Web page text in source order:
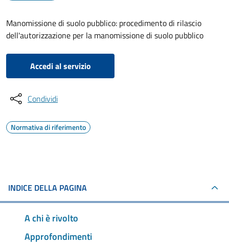
Manomissione di suolo pubblico: procedimento di rilascio
dell'autorizzazione per la manomissione di suolo pubblico
Accedi al servizio
Condividi
Normativa di riferimento
INDICE DELLA PAGINA
A chi è rivolto
Approfondimenti